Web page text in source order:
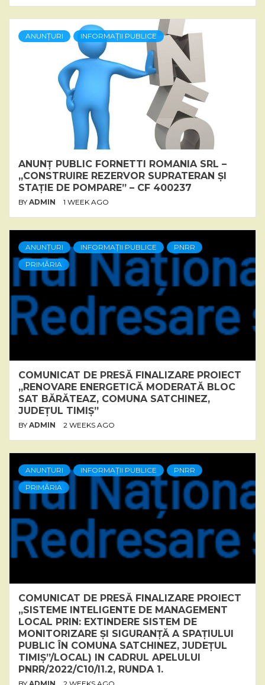
ANUNȚURI INFORMAȚII PUBLICE
ANUNȚ PUBLIC FORNETTI ROMANIA SRL –
„CONSTRUIRE REZERVOR SUPRATERAN ȘI
STAȚIE DE POMPARE” – CF 400237
BY ADMIN 1 WEEK AGO
ANUNȚURI INFORMAȚII PUBLICE
PNRR
PRIMĂRIA
COMUNICAT DE PRESĂ FINALIZARE PROIECT
„RENOVARE ENERGETICĂ MODERATĂ BLOC
SAT BĂRĂTEAZ, COMUNA SATCHINEZ,
JUDEȚUL TIMIȘ”
BY ADMIN 2 WEEKS AGO
ANUNȚURI INFORMAȚII PUBLICE
PNRR
PRIMĂRIA
COMUNICAT DE PRESĂ FINALIZARE PROIECT
„SISTEME INTELIGENTE DE MANAGEMENT
LOCAL PRIN: EXTINDERE SISTEM DE
MONITORIZARE ȘI SIGURANȚĂ A SPAȚIULUI
PUBLIC ÎN COMUNA SATCHINEZ, JUDEȚUL
TIMIȘ”/LOCAL) IN CADRUL APELULUI
PNRR/2022/C10/I1.2, RUNDA 1.